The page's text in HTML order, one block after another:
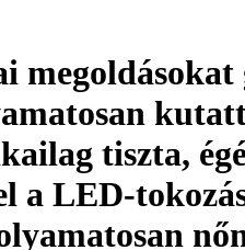
tiszta,
a LED-